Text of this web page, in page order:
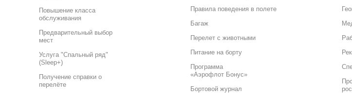
Повышение класса
обслуживания
Предварительный выбор
мест
Услуга "Спальный ряд"
(Sleep+)
Получение справки о
перелёте
Правила поведения в полете
Багаж
Перелет с животными
Питание на борту
Программа
«Аэрофлот Бонус»
Бортовой журнал